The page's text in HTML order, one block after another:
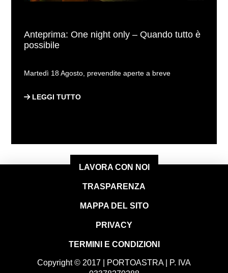
Anteprima: One night only – Quando tutto è
possibile
Martedì 18 Agosto, prevendite aperte a breve
LEGGI TUTTO
LAVORA CON NOI
TRASPARENZA
MAPPA DEL SITO
PRIVACY
TERMINI E CONDIZIONI
Copyright © 2017 | PORTOASTRA | P. IVA